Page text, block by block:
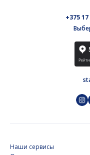
+375
Наши сервисы